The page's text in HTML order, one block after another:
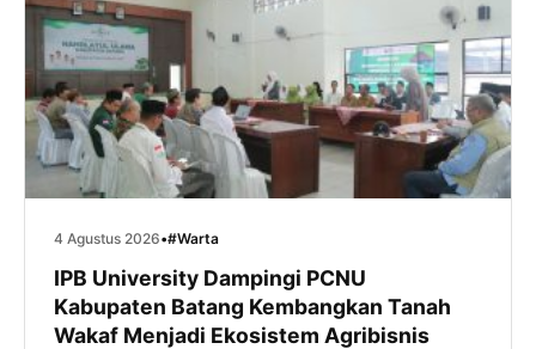
4 Agustus 2026•#Warta
IPB University Dampingi PCNU
Kabupaten Batang Kembangkan Tanah
Wakaf Menjadi Ekosistem Agribisnis